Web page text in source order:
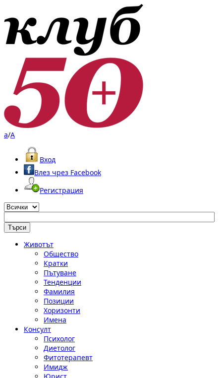
a/A
Вход
Влез чрез Facebook
Регистрация
Животът
Общество
Кратки
Пътуване
Тенденции
Фамилия
Позиции
Хоризонти
Имена
Консулт
Психолог
Диетолог
Фитотерапевт
Имидж